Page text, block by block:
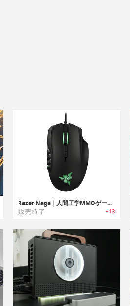
Razer Naga｜人間工学MMOゲーミングマウス
販売終了 +13